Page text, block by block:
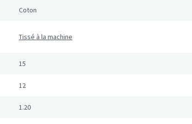
Coton
Tissé à la machine
15
12
1.20